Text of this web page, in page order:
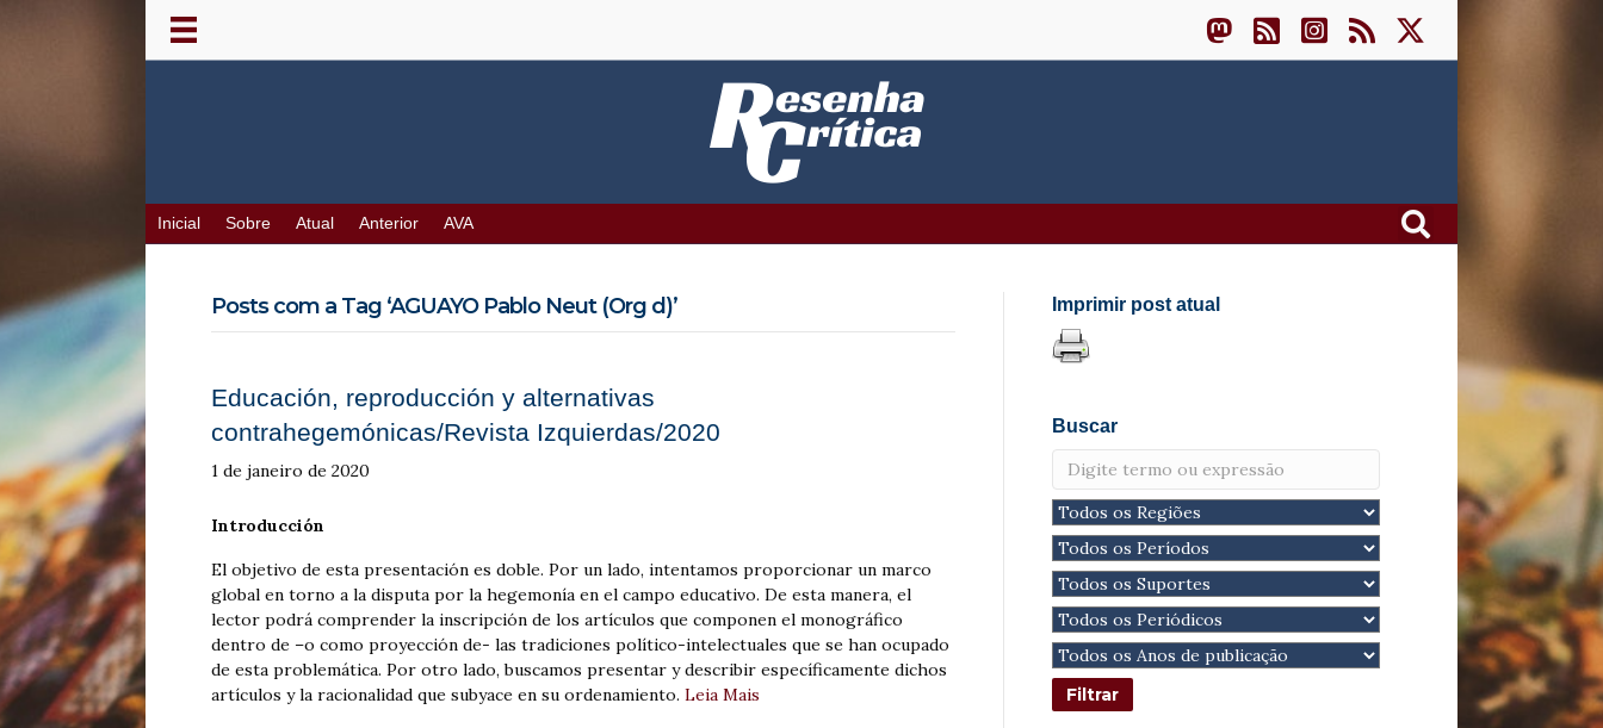
Inicial Sobre Atual Anterior AVA
Posts com a Tag ‘AGUAYO Pablo Neut (Org d)’
Educación, reproducción y alternativas
contrahegemónicas/Revista Izquierdas/2020
1 de janeiro de 2020
Introducción
El objetivo de esta presentación es doble. Por un lado, intentamos proporcionar un marco
global en torno a la disputa por la hegemonía en el campo educativo. De esta manera, el
lector podrá comprender la inscripción de los artículos que componen el monográfico
dentro de –o como proyección de- las tradiciones político-intelectuales que se han ocupado
de esta problemática. Por otro lado, buscamos presentar y describir específicamente dichos
artículos y la racionalidad que subyace en su ordenamiento. Leia Mais
Imprimir post atual
Buscar